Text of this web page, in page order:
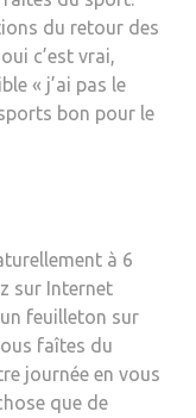
du retour des
c’est vrai,
« j’ai pas le
bon pour le
à 6
sur Internet
feuilleton sur
faîtes du
journée en vous
que de